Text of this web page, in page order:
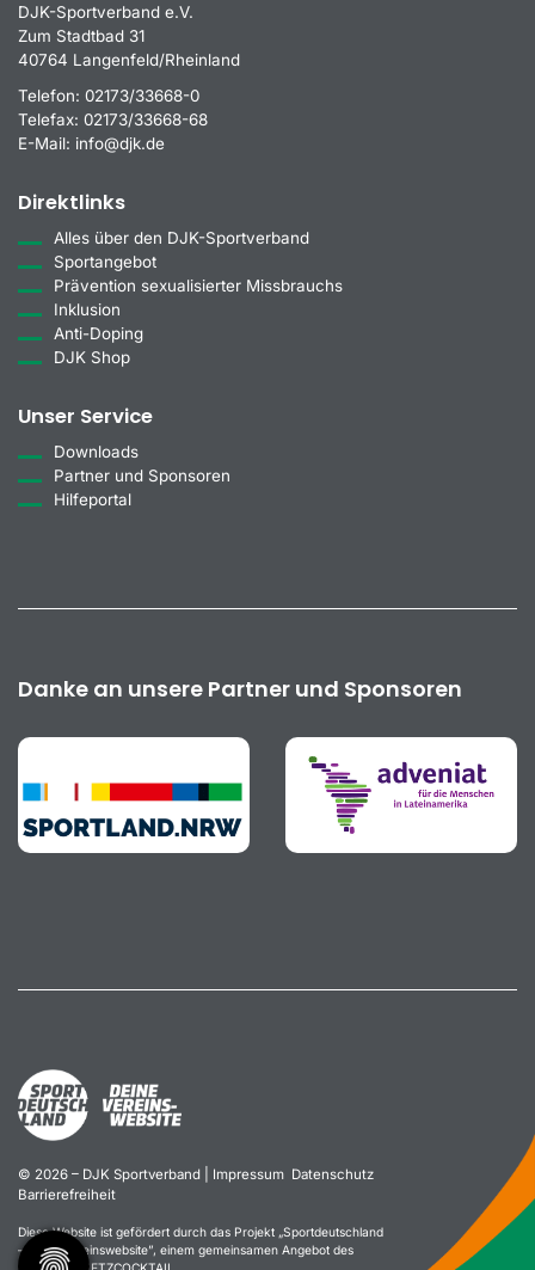
DJK-Sportverband e.V.
Zum Stadtbad 31
40764 Langenfeld/Rheinland
Telefon: 02173/33668-0
Telefax: 02173/33668-68
E-Mail: info@djk.de
Direktlinks
Alles über den DJK-Sportverband
Sportangebot
Prävention sexualisierter Missbrauchs
Inklusion
Anti-Doping
DJK Shop
Unser Service
Downloads
Partner und Sponsoren
Hilfeportal
Danke an unsere Partner und Sponsoren
© 2026 – DJK Sportverband | Impressum Datenschutz
Barrierefreiheit
Diese Website ist gefördert durch das Projekt „Sportdeutschland
– Deine Vereinswebsite”, einem gemeinsamen Angebot des